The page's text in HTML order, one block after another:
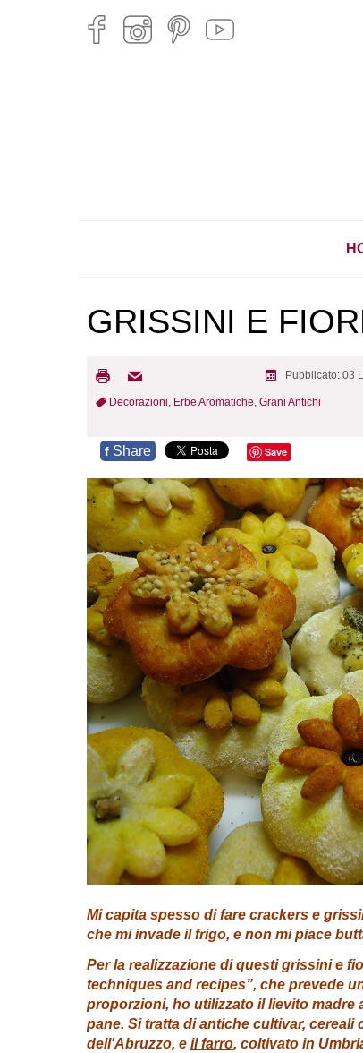
GRISSINI E
Pubblicato: 03
Decorazioni, Erbe Aromatiche, Grani Antichi
f Share Save
Mi capita spesso di fare crackers e
che mi invade il frigo, e non mi piace
Per la realizzazione di questi grissini e
techniques and recipes”, che prevede
proporzioni, ho utilizzato il lievito madre
pane. Si tratta di antiche cultivar,
dell'Abruzzo, e il farro, coltivato in